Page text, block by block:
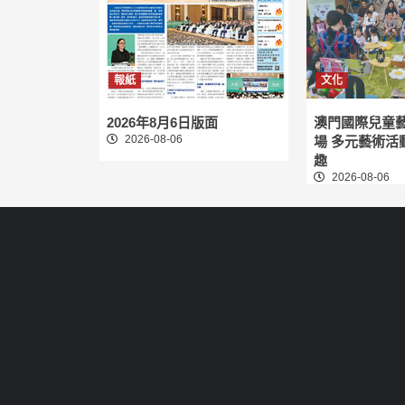
報紙
2026年8月6日版面
2026-08-06
文化
澳門國際兒童
場 多元藝術活
趣
2026-08-06